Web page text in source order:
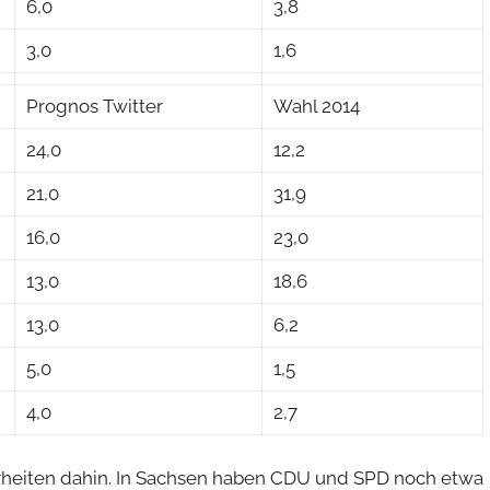
6,0
3,8
3,0
1,6
Prognos Twitter
Wahl 2014
24,0
12,2
21,0
31,9
16,0
23,0
13,0
18,6
13,0
6,2
5,0
1,5
4,0
2,7
dahin. In Sachsen haben CDU und SPD noch etwa